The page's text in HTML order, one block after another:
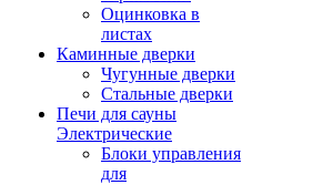
Оцинковка в
листах
Каминные дверки
Чугунные дверки
Стальные дверки
Печи для сауны
Электрические
Блоки управления
для